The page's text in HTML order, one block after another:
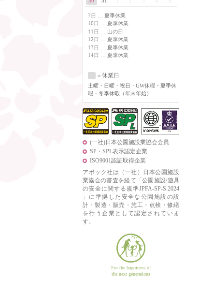
7日 … 夏季休業
10日 … 夏季休業
11日 … 山の日
12日 … 夏季休業
13日 … 夏季休業
14日 … 夏季休業
＝休業日
土曜・日曜・祝日・GW休暇・夏季休
暇・冬季休暇（年末年始）
(一社)日本公園施設業協会会員
SP・SPL表示認定企業
ISO9001認証取得企業
アボック社は（一社）日本公園施設
業協会の審査を経て「公園施設/遊具
の安全に関する規準JPFA-SP-S:2024
」に準拠した安全な公園施設の設
計・製造・販売・施工・点検・修繕
を行う企業として認定されていま
す。
For the happiness of
the next generations